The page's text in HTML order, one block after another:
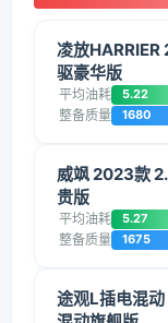
凌放
驱豪华版
平均油耗 5.22
整备质量 1680
威飒 2023款
贵版
平均油耗 5.27
整备质量 1675
途观L插电混